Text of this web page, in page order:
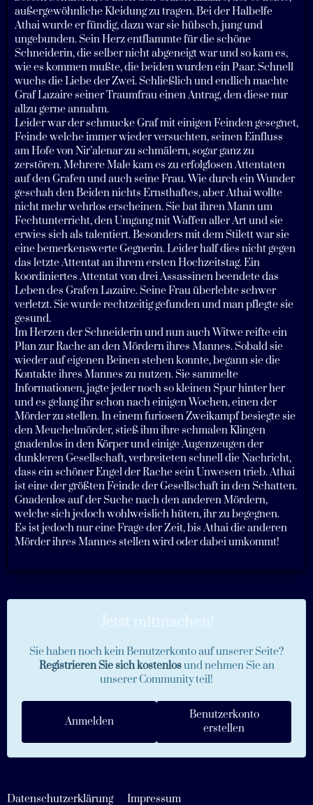
außergewöhnliche Kleidung zu tragen. Bei der Halbelfe
Athai wurde er fündig, dazu war sie hübsch, jung und
ungebunden. Sein Herz entflammte für die schöne
Schneiderin, die selber nicht abgeneigt war und so kam es,
wie es kommen mußte, die beiden wurden ein Paar. Schnell
wuchs die Liebe der Zwei. Schließlich und endlich machte
Graf Lazaire seiner Traumfrau einen Antrag, den diese nur
allzu gerne annahm.
Leider war der schmucke Graf mit einigen Feinden gesegnet,
Feinde welche immer wieder versuchten, seinen Einfluss
am Hofe von Nir’alenar zu schmälern, sogar ganz zu
zerstören. Mehrere Male kam es zu erfolglosen Attentaten
auf den Grafen und auch seine Frau. Wie durch ein Wunder
geschah den Beiden nichts Ernsthaftes, aber Athai wollte
nicht mehr wehrlos erscheinen. Sie bat ihren Mann um
Fechtunterricht, den Umgang mit Waffen aller Art und sie
erwies sich als talentiert. Besonders mit dem Stilett war sie
eine bemerkenswerte Gegnerin. Leider half dies nicht gegen
das letzte Attentat an ihrem ersten Hochzeitstag. Ein
koordiniertes Attentat von drei Assassinen beendete das
Leben des Grafen Lazaire. Seine Frau überlebte schwer
verletzt. Sie wurde rechtzeitig gefunden und man pflegte sie
gesund.
Im Herzen der Schneiderin und nun auch Witwe reifte ein
Plan zur Rache an den Mördern ihres Mannes. Sobald sie
wieder auf eigenen Beinen stehen konnte, begann sie die
Kontakte ihres Mannes zu nutzen. Sie sammelte
Informationen, jagte jeder noch so kleinen Spur hinter her
und es gelang ihr schon nach einigen Wochen, einen der
Mörder zu stellen. In einem furiosen Zweikampf besiegte sie
den Meuchelmörder, stieß ihm ihre schmalen Klingen
gnadenlos in den Körper und einige Augenzeugen der
dunkleren Gesellschaft, verbreiteten schnell die Nachricht,
dass ein schöner Engel der Rache sein Unwesen trieb. Athai
ist eine der größten Feinde der Gesellschaft in den Schatten.
Gnadenlos auf der Suche nach den anderen Mördern,
welche sich jedoch wohlweislich hüten, ihr zu begegnen.
Es ist jedoch nur eine Frage der Zeit, bis Athai die anderen
Mörder ihres Mannes stellen wird oder dabei umkommt!
Sie haben noch kein Benutzerkonto auf unserer Seite?
Registrieren Sie sich kostenlosund nehmen Sie an
unserer Community teil!
Benutzerkonto
erstellen
Anmelden
Datenschutzerklärung Impressum